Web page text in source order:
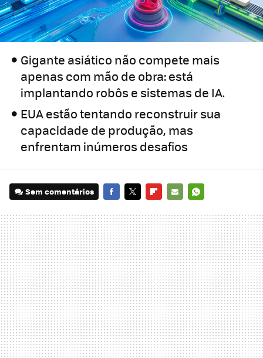
Gigante asiático não compete mais
apenas com mão de obra: está
implantando robôs e sistemas de IA.
EUA estão tentando reconstruir sua
capacidade de produção, mas
enfrentam inúmeros desafios
Sem comentários
MAIL